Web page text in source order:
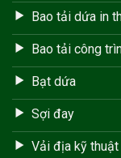
Bao tải dứa in
Bao tải công
Bạt dứa
Sợi đay
Vải địa kỹ thuật